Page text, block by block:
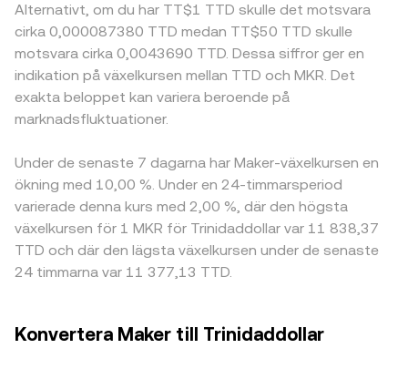
Alternativt, om du har TT$1 TTD skulle det motsvara
cirka 0,000087380 TTD medan TT$50 TTD skulle
motsvara cirka 0,0043690 TTD. Dessa siffror ger en
indikation på växelkursen mellan TTD och MKR. Det
exakta beloppet kan variera beroende på
marknadsfluktuationer.
Under de senaste 7 dagarna har Maker-växelkursen en
ökning med 10,00 %. Under en 24-timmarsperiod
varierade denna kurs med 2,00 %, där den högsta
växelkursen för 1 MKR för Trinidaddollar var 11 838,37
TTD och där den lägsta växelkursen under de senaste
24 timmarna var 11 377,13 TTD.
Konvertera Maker till Trinidaddollar